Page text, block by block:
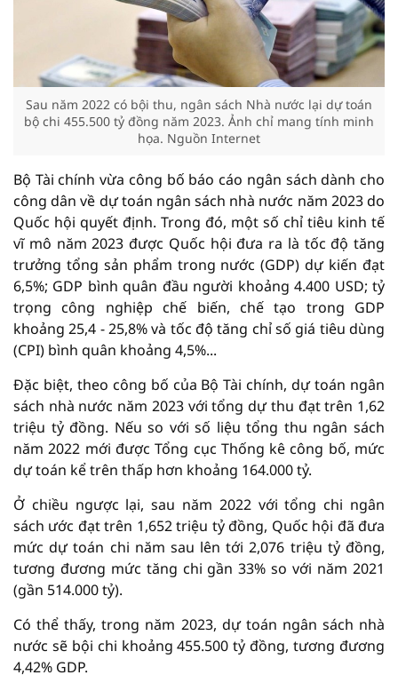
Sau năm 2022 có bội thu, ngân sách Nhà nước lại dự toán
bộ chi 455.500 tỷ đồng năm 2023. Ảnh chỉ mang tính minh
họa. Nguồn Internet
Bộ Tài chính vừa công bố báo cáo ngân sách dành cho
công dân về dự toán ngân sách nhà nước năm 2023 do
Quốc hội quyết định. Trong đó, một số chỉ tiêu kinh tế
vĩ mô năm 2023 được Quốc hội đưa ra là tốc độ tăng
trưởng tổng sản phẩm trong nước (GDP) dự kiến đạt
6,5%; GDP bình quân đầu người khoảng 4.400 USD; tỷ
trọng công nghiệp chế biến, chế tạo trong GDP
khoảng 25,4 - 25,8% và tốc độ tăng chỉ số giá tiêu dùng
(CPI) bình quân khoảng 4,5%...
Đặc biệt, theo công bố của Bộ Tài chính, dự toán ngân
sách nhà nước năm 2023 với tổng dự thu đạt trên 1,62
triệu tỷ đồng. Nếu so với số liệu tổng thu ngân sách
năm 2022 mới được Tổng cục Thống kê công bố, mức
dự toán kể trên thấp hơn khoảng 164.000 tỷ.
Ở chiều ngược lại, sau năm 2022 với tổng chi ngân
sách ước đạt trên 1,652 triệu tỷ đồng, Quốc hội đã đưa
mức dự toán chi năm sau lên tới 2,076 triệu tỷ đồng,
tương đương mức tăng chi gần 33% so với năm 2021
(gần 514.000 tỷ).
Có thể thấy, trong năm 2023, dự toán ngân sách nhà
nước sẽ bội chi khoảng 455.500 tỷ đồng, tương đương
4,42% GDP.